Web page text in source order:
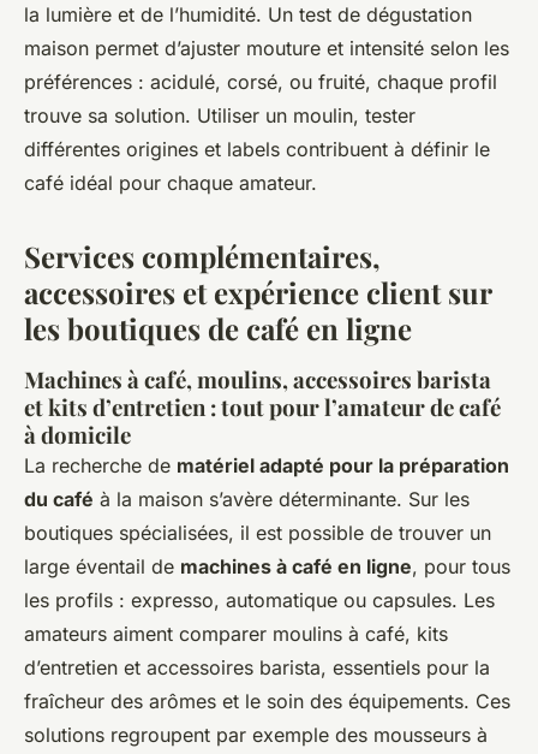
la lumière et de l’humidité. Un test de dégustation
maison permet d’ajuster mouture et intensité selon les
préférences : acidulé, corsé, ou fruité, chaque profil
trouve sa solution. Utiliser un moulin, tester
différentes origines et labels contribuent à définir le
café idéal pour chaque amateur.
Services complémentaires,
accessoires et expérience client sur
les boutiques de café en ligne
Machines à café, moulins, accessoires barista
et kits d’entretien : tout pour l’amateur de café
à domicile
La recherche de matériel adapté pour la préparation
du café à la maison s’avère déterminante. Sur les
boutiques spécialisées, il est possible de trouver un
large éventail de machines à café en ligne, pour tous
les profils : expresso, automatique ou capsules. Les
amateurs aiment comparer moulins à café, kits
d’entretien et accessoires barista, essentiels pour la
fraîcheur des arômes et le soin des équipements. Ces
solutions regroupent par exemple des mousseurs à